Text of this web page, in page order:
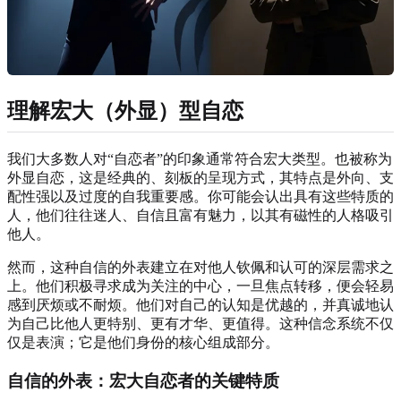
理解宏大（外显）型自恋
我们大多数人对“自恋者”的印象通常符合宏大类型。也被称为
外显自恋，这是经典的、刻板的呈现方式，其特点是外向、支
配性强以及过度的自我重要感。你可能会认出具有这些特质的
人，他们往往迷人、自信且富有魅力，以其有磁性的人格吸引
他人。
然而，这种自信的外表建立在对他人钦佩和认可的深层需求之
上。他们积极寻求成为关注的中心，一旦焦点转移，便会轻易
感到厌烦或不耐烦。他们对自己的认知是优越的，并真诚地认
为自己比他人更特别、更有才华、更值得。这种信念系统不仅
仅是表演；它是他们身份的核心组成部分。
自信的外表：宏大自恋者的关键特质